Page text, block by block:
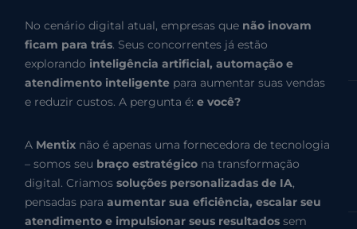
No cenário digital atual, empresas que não inovam
ficam para trás. Seus concorrentes já estão
explorando inteligência artificial, automação e
atendimento inteligente para aumentar suas vendas
e reduzir custos. A pergunta é:e você?
A Mentix não é apenas uma fornecedora de tecnologia
– somos seu braço estratégico na transformação
digital. Criamossoluções personalizadas de IA,
pensadas paraaumentar sua eficiência, escalar seu
atendimento e impulsionar seus resultados sem